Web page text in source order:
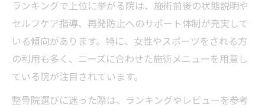
ランキングで上位に挙がる院は、施術前後の状態説明や
セルフケア指導、再発防止へのサポート体制が充実して
いる傾向があります。特に、女性やスポーツをされる方
の利用も多く、ニーズに合わせた施術メニューを用意し
ている院が注目されています。
整骨院選びに迷った際は、ランキングやレビューを参考